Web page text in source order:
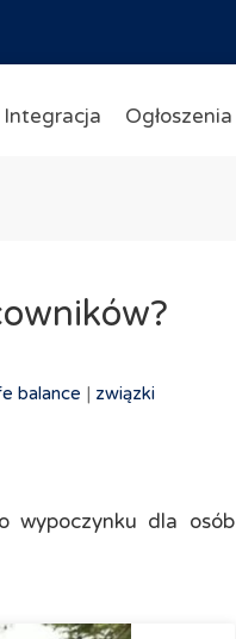
Integracja Ogłoszenia
balance | związki
wypoczynku dla osób